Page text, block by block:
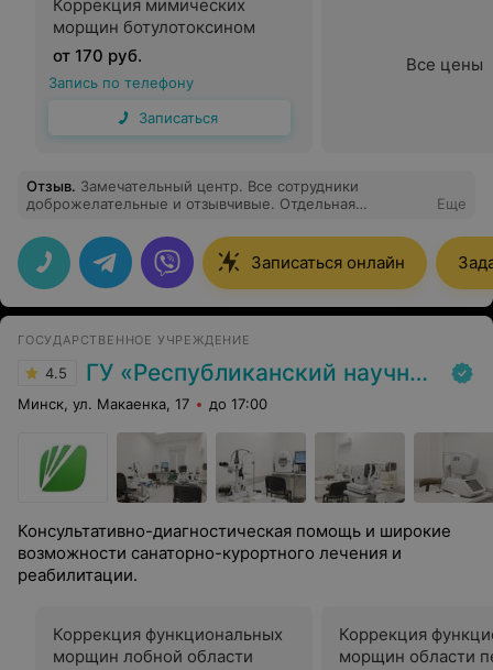
Коррекция мимических
морщин ботулотоксином
от 170 руб.
Запись по телефону
Записаться
Все цены
Отзыв. Замечательный центр. Все сотрудники
доброжелательные и отзывчивые. Отдельная
высокий профессионализм, внимательность и
чуткость. За одну консультацию решил все мои
вопросы, провёл на месте УЗИ диагностику ,
доходчиво дал свои рекомендации. Всем рекомендую
форест-мед.
Еще
Записаться онлайн
ГОСУДАРСТВЕННОЕ УЧРЕЖДЕНИЕ
4.5 ГУ «Республиканский научно-практический центр медицинской экспертизы и реабилитаци»
Минск, ул. Макаенка, 17 до 17:00
Консультативно-диагностическая помощь и широкие
возможности санаторно-курортного лечения и
реабилитации.
Коррекция функциональных
морщин лобной области
Коррекция
морщин области